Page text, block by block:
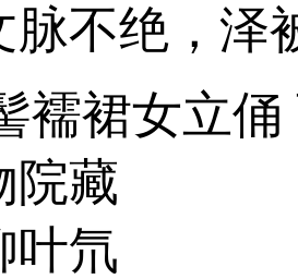
脉不绝，泽
襦裙女立
院藏
叶氘